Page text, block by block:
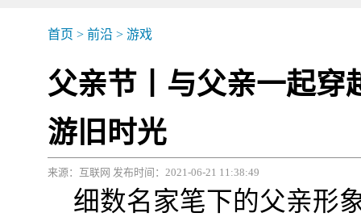
首页 > 前沿 > 游戏
父亲节丨与父亲一起穿
游旧时光
来源：互联网 发布时间：2021-06-21 11:38:49
细数名家笔下的父亲形